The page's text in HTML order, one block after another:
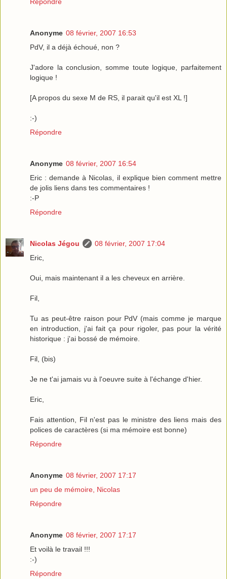
Anonyme 08 février, 2007 16:53
PdV, il a déjà échoué, non ?
J'adore la conclusion, somme toute logique, parfaitement
logique !
[A propos du sexe M de RS, il parait qu'il est XL !]
:-)
Répondre
Anonyme 08 février, 2007 16:54
Eric : demande à Nicolas, il explique bien comment mettre
de jolis liens dans tes commentaires !
:-P
Répondre
Nicolas Jégou
08 février, 2007 17:04
Eric,
Oui, mais maintenant il a les cheveux en arrière.
Fil,
Tu as peut-être raison pour PdV (mais comme je marque
en introduction, j'ai fait ça pour rigoler, pas pour la vérité
historique : j'ai bossé de mémoire.
Fil, (bis)
Je ne t'ai jamais vu à l'oeuvre suite à l'échange d'hier.
Eric,
Fais attention, Fil n'est pas le ministre des liens mais des
polices de caractères (si ma mémoire est bonne)
Répondre
Anonyme 08 février, 2007 17:17
un peu de mémoire, Nicolas
Répondre
Anonyme 08 février, 2007 17:17
Et voilà le travail !!!
:-)
Répondre